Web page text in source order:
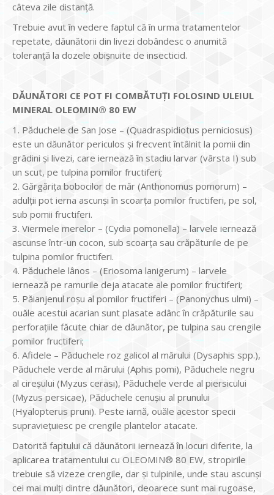
câteva zile distanță.
Trebuie avut în vedere faptul că în urma tratamentelor
repetate, dăunătorii din livezi dobândesc o anumită
toleranţă la dozele obişnuite de insecticid.
DĂUNĂTORI CE POT FI COMBĂTUŢI FOLOSIND ULEIUL
MINERAL OLEOMIN® 80 EW
1. Păduchele de San Jose – (Quadraspidiotus perniciosus)
este un dăunător periculos și frecvent întâlnit la pomii din
grădini și livezi, care iernează în stadiu larvar (vârsta I) sub
un scut, pe tulpina pomilor fructiferi;
2. Gărgăriţa bobocilor de măr (Anthonomus pomorum) –
adulţii pot ierna ascunşi în scoarţa pomilor fructiferi, pe sol,
sub pomii fructiferi.
3. Viermele merelor – (Cydia pomonella) – larvele iernează
ascunse într-un cocon, sub scoarţa sau crăpăturile de pe
tulpina pomilor fructiferi.
4. Păduchele lânos – (Eriosoma lanigerum) – larvele
iernează pe ramurile deja atacate ale pomilor fructiferi;
5. Păianjenul roşu al pomilor fructiferi – (Panonychus ulmi) –
ouăle acestui acarian sunt plasate adânc în crăpăturile sau
perforaţiile făcute chiar de dăunător, pe tulpina sau crengile
pomilor fructiferi;
6. Afidele – Păduchele roz galicol al mărului (Dysaphis spp.),
Păduchele verde al mărului (Aphis pomi), Păduchele negru
al cireșului (Myzus cerasi), Păduchele verde al piersicului
(Myzus persicae), Păduchele cenușiu al prunului
(Hyalopterus pruni). Peste iarnă, ouăle acestor specii
supravieţuiesc pe crengile plantelor atacate.
Datorită faptului că dăunătorii iernează în locuri diferite, la
aplicarea tratamentului cu OLEOMIN® 80 EW, stropirile
trebuie să vizeze crengile, dar și tulpinile, unde stau ascunşi
cei mai mulţi dintre dăunători, deoarece sunt mai rugoase,